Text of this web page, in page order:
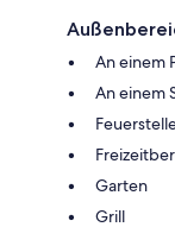
An einem
An einem
Garten
Grill